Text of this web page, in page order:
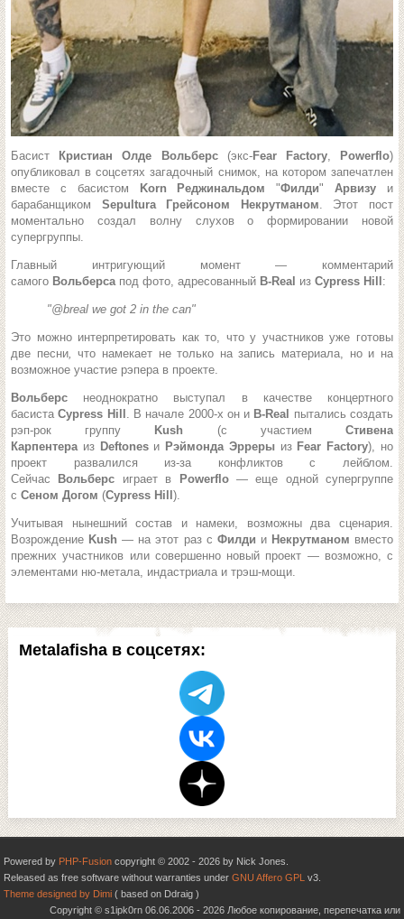
Metalafisha в соцсетях:
Басист Кристиан Олде Вольберс (экс-Fear Factory, Powerflo)
опубликовал в соцсетях загадочный снимок, на котором запечатлен
вместе с басистом
Korn Реджинальдом"Филди"Арвизу и
барабанщиком Sepultura Грейсоном Некрутманом. Этот пост
моментально создал волну слухов о формировании новой
супергруппы.
Главный интригующий момент — комментарий
самого Вольберса под фото, адресованный B-Real из Cypress Hill :
"@breal we got 2 in the can"
Это можно интерпретировать как то, что у участников уже готовы
две песни,что намекает не только на запись материала, но и на
возможное участие рэпера в проекте.
Вольберс неоднократно выступал в качестве концертного
басистаCypress Hill . В начале 2000-х он и B-Real пытались создать
рэп-рок группу
Kush (с участиемСтивена
Карпентера из Deftones и Рэймонда Эрреры из Fear Factory), но
проект развалился из-за конфликтов с лейблом.
Сейчас
Вольберс играет в Powerflo — еще одной супергруппе
с Сеном Догом (Cypress Hill ).
Учитывая нынешний состав и намеки, возможны два сценария.
Возрождение Kush — на этот раз с Филди и Некрутманом вместо
прежних участников или совершенно новый проект — возможно, с
элементами ню-метала, индастриала и трэш-мощи.
Powered by PHP-Fusion copyright © 2002 - 2026 by Nick Jones.
Released as free software without warranties under GNU Affero GPL v3.
Theme designed by Dimi ( based on Ddraig )
Copyright © s1ipk0rn 06.06.2006 - 2026 Любое копирование, перепечатка или